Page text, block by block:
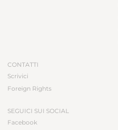
CONTATTI
Scrivici
Foreign Rights
SEGUICI SUI SOCIAL
Facebook